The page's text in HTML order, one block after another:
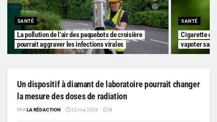
SANTÉ
La pollution de l’air des paquebots de croisière
pourrait aggraver les infections virales
SANTÉ
Cigarette
vapoter
Un dispositif à diamant de laboratoire pourrait changer
la mesure des doses de radiation
PARLA RÉDACTION 22 mai 2026 0